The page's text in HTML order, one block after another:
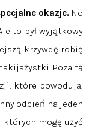
okazje.No
to był wyjątkowy
krzywdę robię
Poza tą
które powodują,
odcień na jeden
których mogę użyć